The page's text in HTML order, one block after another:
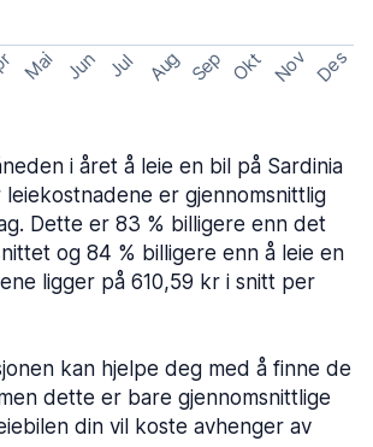
Mai Jun Jul Aug Sep Okt Nov Des
i året å leie en bil på Sardinia
er gjennomsnittlig
Dette er 83 % billigere enn det
og 84 % billigere enn å leie en
ligger på 610,59 kr i snitt per
kan hjelpe deg med å finne de
dette er bare gjennomsnittlige
din vil koste avhenger av